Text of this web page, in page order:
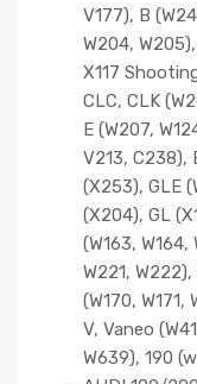
V177), B
W204, W205),
X117
CLC, CLK
E (W207,
V213, C238),
(X253), GLE
(X204), GL
(W163, W164,
W221,
(W170, W171,
V, Vaneo
W639), 190